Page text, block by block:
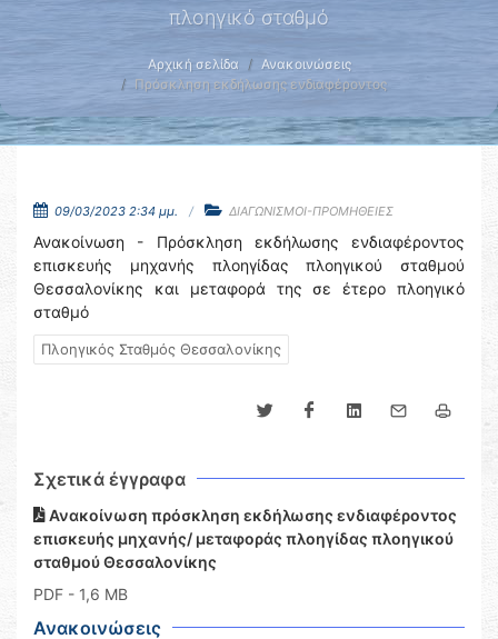
πλοηγικό σταθμό
Αρχική σελίδα
Ανακοινώσεις
Πρόσκληση εκδήλωσης ενδιαφέροντος
09/03/2023 2:34 μμ. ΔΙΑΓΩΝΙΣΜΟΙ-ΠΡΟΜΗΘΕΙΕΣ
Ανακοίνωση - Πρόσκληση εκδήλωσης ενδιαφέροντος
επισκευής μηχανής πλοηγίδας πλοηγικού σταθμού
Θεσσαλονίκης και μεταφορά της σε έτερο πλοηγικό
σταθμό
Πλοηγικός Σταθμός Θεσσαλονίκης
Σχετικά έγγραφα
Ανακοίνωση πρόσκληση εκδήλωσης ενδιαφέροντος
επισκευής μηχανής/ μεταφοράς πλοηγίδας πλοηγικού
σταθμού Θεσσαλονίκης
PDF - 1,6 MB
Ανακοινώσεις